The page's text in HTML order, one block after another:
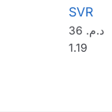
SVR
د.م. 36
1.19